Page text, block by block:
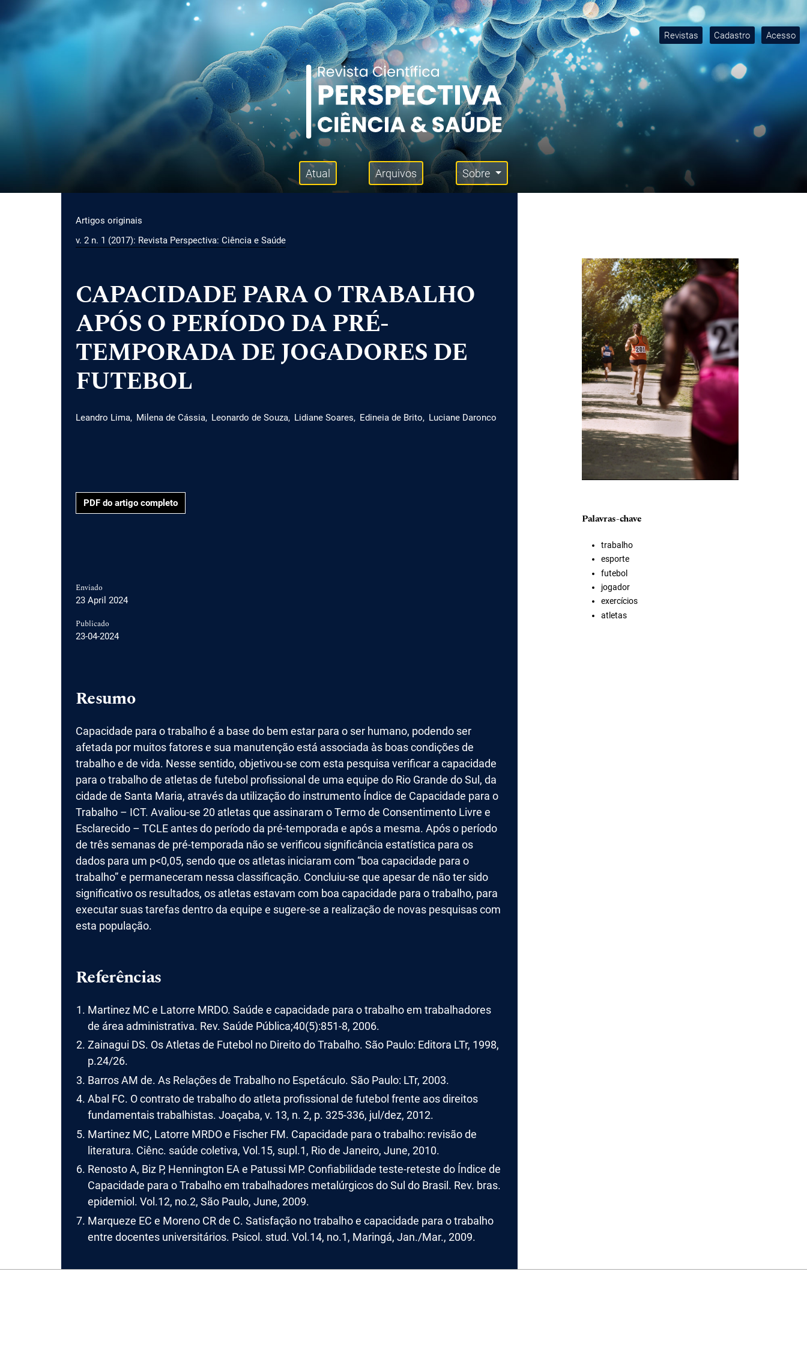
Ir para o menu de navegação principal
Ir para o conteúdo principal
Ir para o rodapé
Revistas Cadastro Acesso
Menu principal Atual Arquivos Sobre
Artigos originais
v. 2 n. 1 (2017): Revista Perspectiva: Ciência e Saúde
CAPACIDADE PARA O TRABALHO
APÓS O PERÍODO DA PRÉ-
TEMPORADA DE JOGADORES DE
FUTEBOL
Leandro Lima Milena de Cássia Leonardo de Souza Lidiane Soares Edineia de Brito Luciane Daronco
PDF do artigo completo
Enviado
23 April 2024
Publicado
23-04-2024
Resumo
Capacidade para o trabalho é a base do bem estar para o ser humano, podendo ser
afetada por muitos fatores e sua manutenção está associada às boas condições de
trabalho e de vida. Nesse sentido, objetivou-se com esta pesquisa verificar a capacidade
para o trabalho de atletas de futebol profissional de uma equipe do Rio Grande do Sul, da
cidade de Santa Maria, através da utilização do instrumento Índice de Capacidade para o
Trabalho – ICT. Avaliou-se 20 atletas que assinaram o Termo de Consentimento Livre e
Esclarecido – TCLE antes do período da pré-temporada e após a mesma. Após o período
de três semanas de pré-temporada não se verificou significância estatística para os
dados para um p<0,05, sendo que os atletas iniciaram com “boa capacidade para o
trabalho” e permaneceram nessa classificação. Concluiu-se que apesar de não ter sido
significativo os resultados, os atletas estavam com boa capacidade para o trabalho, para
executar suas tarefas dentro da equipe e sugere-se a realização de novas pesquisas com
esta população.
Referências
Martinez MC e Latorre MRDO. Saúde e capacidade para o trabalho em trabalhadores
de área administrativa. Rev. Saúde Pública;40(5):851-8, 2006.
Zainagui DS. Os Atletas de Futebol no Direito do Trabalho. São Paulo: Editora LTr, 1998,
p.24/26.
Barros AM de. As Relações de Trabalho no Espetáculo. São Paulo: LTr, 2003.
Abal FC. O contrato de trabalho do atleta profissional de futebol frente aos direitos
fundamentais trabalhistas. Joaçaba, v. 13, n. 2, p. 325-336, jul/dez, 2012.
Martinez MC, Latorre MRDO e Fischer FM. Capacidade para o trabalho: revisão de
literatura. Ciênc. saúde coletiva, Vol.15, supl.1, Rio de Janeiro, June, 2010.
Renosto A, Biz P, Hennington EA e Patussi MP. Confiabilidade teste-reteste do Índice de
Capacidade para o Trabalho em trabalhadores metalúrgicos do Sul do Brasil. Rev. bras.
epidemiol. Vol.12, no.2, São Paulo, June, 2009.
Marqueze EC e Moreno CR de C. Satisfação no trabalho e capacidade para o trabalho
entre docentes universitários. Psicol. stud. Vol.14, no.1, Maringá, Jan./Mar., 2009.
Imagem de capa
Palavras-chave
trabalho
esporte
futebol
jogador
exercícios
atletas